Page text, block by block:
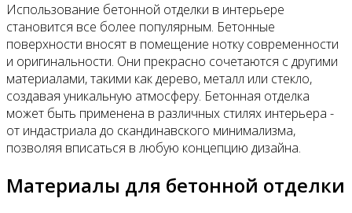
Использование бетонной отделки в интерьере
становится все более популярным. Бетонные
поверхности вносят в помещение нотку современности
и оригинальности. Они прекрасно сочетаются с другими
материалами, такими как дерево, металл или стекло,
создавая уникальную атмосферу. Бетонная отделка
может быть применена в различных стилях интерьера -
от индастриала до скандинавского минимализма,
позволяя вписаться в любую концепцию дизайна.
Материалы для бетонной отделки